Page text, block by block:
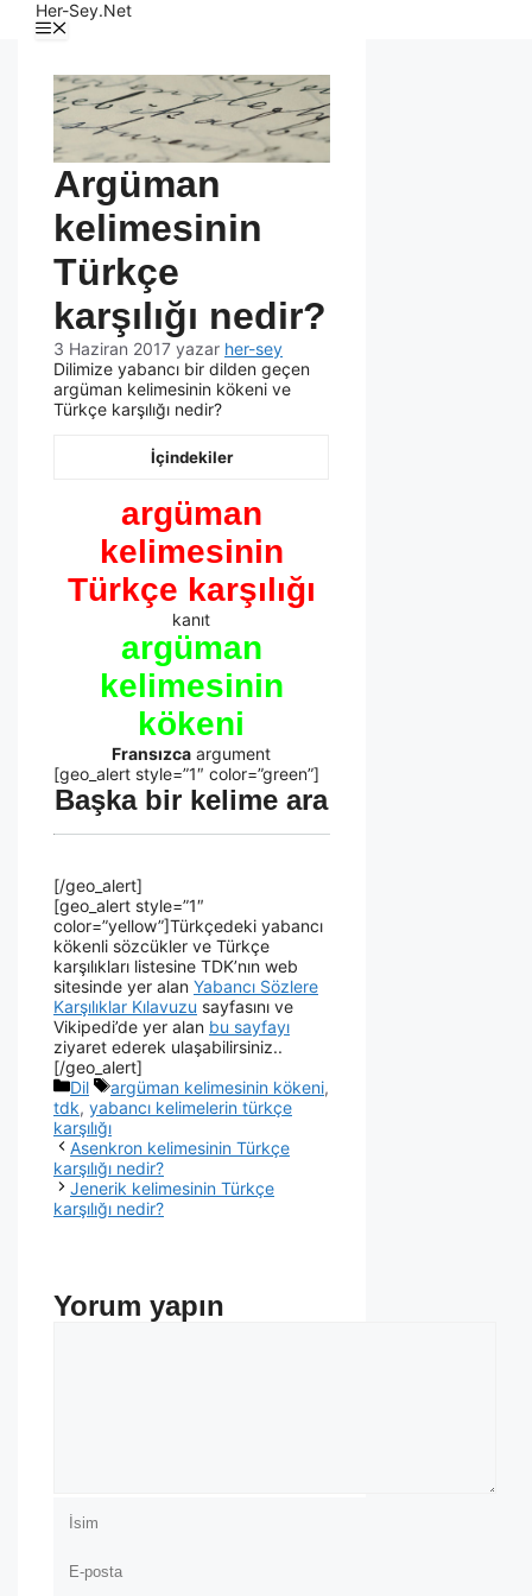
Her-Sey.Net
Argüman
kelimesinin
Türkçe
karşılığı nedir?
3 Haziran 2017 yazar her-sey
Dilimize yabancı bir dilden geçen
argüman kelimesinin kökeni ve
Türkçe karşılığı nedir?
İçindekiler
argüman
kelimesinin
Türkçe karşılığı
kanıt
argüman
kelimesinin
kökeni
Fransızca argument
[geo_alert style=”1″ color=”green”]
Başka bir kelime ara
[/geo_alert]
[geo_alert style=”1″
color=”yellow”]Türkçedeki yabancı
kökenli sözcükler ve Türkçe
karşılıkları listesine TDK’nın web
sitesinde yer alan Yabancı Sözlere
Karşılıklar Kılavuzu sayfasını ve
Vikipedi’de yer alan bu sayfayı
ziyaret ederek ulaşabilirsiniz..
[/geo_alert]
Dil
argüman kelimesinin kökeni,
tdk, yabancı kelimelerin türkçe
karşılığı
Asenkron kelimesinin Türkçe
karşılığı nedir?
Jenerik kelimesinin Türkçe
karşılığı nedir?
Yorum yapın